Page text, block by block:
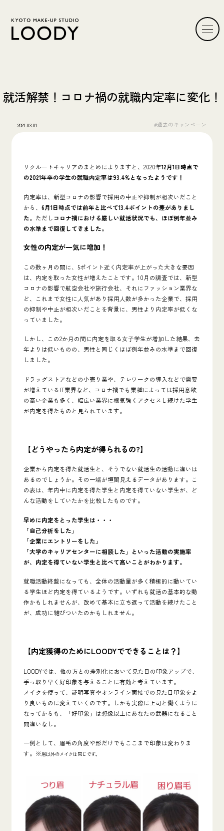
就活解禁！コロナ禍の就職内定率に変化！
2021.03.01 #過去のキャンペーン
リクルートキャリアのまとめによりますと、2020年12月1日時点で
の2021年卒の学生の就職内定率は93.4%となったようです！
内定率は、新型コロナの影響で採用の中止や抑制が相次いだこと
から、 6月1日時点では前年と比べて13.4ポイントの差がありまし
た。ただし コロナ禍における厳しい就活状況でも、ほぼ例年並み
の水準まで回復してきました。
女性の内定が一気に増加！
この数ヶ月の間に、5ポイント近く内定率が上がった大きな要因
は、内定を取った女性が増えたことです。10月の調査では、新型
コロナの影響で航空会社や旅行会社、それにファッション業界な
ど、これまで女性に人気があり採用人数が多かった企業で、採用
の抑制や中止が相次いだことを背景に、男性より内定率が低くな
っていました。
しかし、この2か月の間に内定を取る女子学生が増加した結果、去
年よりは低いものの、男性と同じくほぼ例年並みの水準まで回復
しました。
ドラッグストアなどの小売り業や、テレワークの導入などで需要
が増えているIT業界など、コロナ禍でも業種によっては採用意欲
の高い企業も多く、幅広い業界に根気強くアクセスし続けた学生
が内定を得たものと見られています。
【どうやったら内定が得られるの?】
企業から内定を得た就活生と、そうでない就活生の活動に違いは
あるのでしょうか。その一端が垣間見えるデータがあります。こ
の表は、年内中に内定を得た学生と内定を得ていない学生が、ど
んな活動をしていたかを比較したものです。
早めに内定をとった学生は・・・
「自己分析をした」
「企業にエントリーをした」
「大学のキャリアセンターに相談した」といった活動の実施率
が、内定を得ていない学生と比べて高いことがわかります。
就職活動終盤になっても、全体の活動量が多く積極的に動いてい
る学生ほど内定を得ているようです。いずれも就活の基本的な動
作かもしれませんが、改めて基本に立ち返って活動を続けたこと
が、成功に結びついたのかもしれません。
【内定獲得のためにLOODYでできることは？】
LOODYでは、他の方との差別化において見た目の印象アップで、
手っ取り早く好印象を与えることに有効と考えています。
メイクを使って、 証明写真やオンライン面接での見た目印象をよ
り良いものに変えていく のです。しかも実際に上司と働くように
なってからも、「好印象」は想像以上にあなたの武器になること
間違いなし。
一例として、眉毛の角度や形だけでもここまで印象は変わりま
す。※眉以外のメイクは同じです。